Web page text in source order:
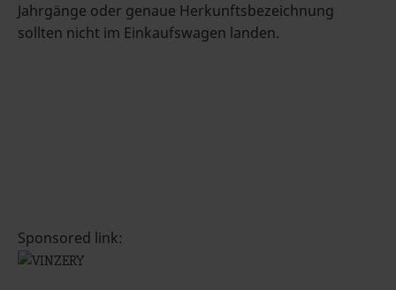
Jahrgänge oder genaue Herkunftsbezeichnung
sollten nicht im Einkaufswagen landen.
Sponsored link: